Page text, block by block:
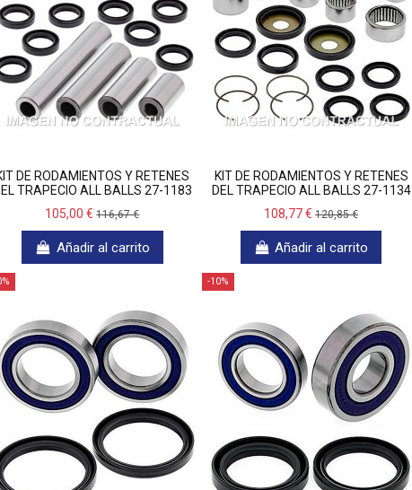
DE RODAMIENTOS Y RETENES
TRAPECIO ALL BALLS 27-1183
105,00 €116,67 €
Añadir al carrito
KIT DE RODAMIENTOS Y RETENES
DEL TRAPECIO ALL BALLS 27-1134
108,77 €120,85 €
Añadir al carrito
-10%